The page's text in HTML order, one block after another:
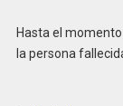
Hasta el
la persona